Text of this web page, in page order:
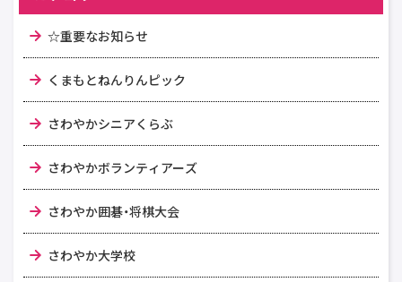
☆重要なお知らせ
くまもとねんりんピック
さわやかシニアくらぶ
さわやかボランティアーズ
さわやか囲碁・将棋大会
さわやか大学校